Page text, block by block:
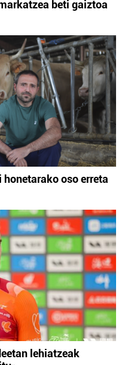
beti gaiztoa
honetarako oso erreta
lehiatzeak